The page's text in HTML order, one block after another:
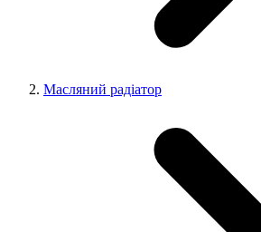
Масляний радіатор